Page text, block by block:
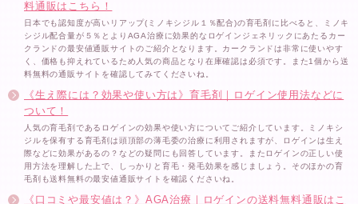
料通販はこちら！
日本でも認知度が高いリアップ(ミノキシジル１％配合)の育毛剤に比べると、ミノキ
シジル配合量が５％とよりAGA治療に効果的なロゲインジェネリックにあたるカー
クランドの最安値通販サイトのご紹介となります。カークランドは非常に使いやす
く、価格も抑えれているため人気の商品となり在庫確認は必須です。また1個から送
料無料の通販サイトを確認してみてくださいね。
《生え際には？効果や使い方は》育毛剤｜ロゲイン使用法などに
ついて！
人気の育毛剤であるロゲインの効果や使い方についてご紹介しています。ミノキシ
ジルを保有する育毛剤は頭頂部の薄毛委の治療に利用されますが、ロゲインは生え
際などに効果があるの？などの疑問にも回答しています。またロゲインの正しい使
用方法を理解した上で、しっかりと育毛・発毛効果を感じましょう。そのほかの育
毛剤も送料無料の最安値通販サイトを確認くださいね。
《口コミや最安値は？》AGA治療｜ロゲインの送料無料通販はこ